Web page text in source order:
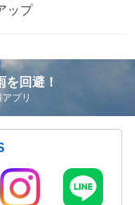
ップ
を回避！
プリ